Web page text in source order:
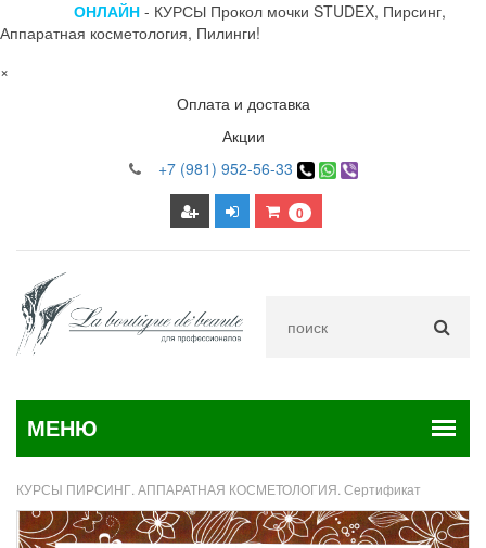
ОНЛАЙН - КУРСЫ Прокол мочки STUDEX, Пирсинг,
Аппаратная косметология, Пилинги!
×
Оплата и доставка
Акции
+7 (981) 952-56-33
0
КУРСЫ ПИРСИНГ. АППАРАТНАЯ КОСМЕТОЛОГИЯ. Сертификат